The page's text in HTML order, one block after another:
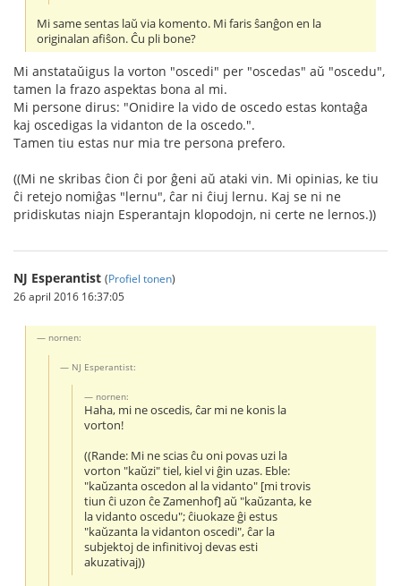
Mi same sentas laŭ via komento. Mi faris ŝanĝon en la
originalan afiŝon. Ĉu pli bone?
Mi anstataŭigus la vorton "oscedi" per "oscedas" aŭ "oscedu",
tamen la frazo aspektas bona al mi.
Mi persone dirus: "Onidire la vido de oscedo estas kontaĝa
kaj oscedigas la vidanton de la oscedo.".
Tamen tiu estas nur mia tre persona prefero.
((Mi ne skribas ĉion ĉi por ĝeni aŭ ataki vin. Mi opinias, ke tiu
ĉi retejo nomiĝas "lernu", ĉar ni ĉiuj lernu. Kaj se ni ne
pridiskutas niajn Esperantajn klopodojn, ni certe ne lernos.))
NJ Esperantist (Profiel tonen)
26 april 2016 16:37:05
nornen:
NJ Esperantist:
nornen:
Haha, mi ne oscedis, ĉar mi ne konis la
vorton!
((Rande: Mi ne scias ĉu oni povas uzi la
vorton "kaŭzi" tiel, kiel vi ĝin uzas. Eble:
"kaŭzanta oscedon al la vidanto" [mi trovis
tiun ĉi uzon ĉe Zamenhof] aŭ "kaŭzanta, ke
la vidanto oscedu"; ĉiuokaze ĝi estus
"kaŭzanta la vidanton oscedi", ĉar la
subjektoj de infinitivoj devas esti
akuzativaj))